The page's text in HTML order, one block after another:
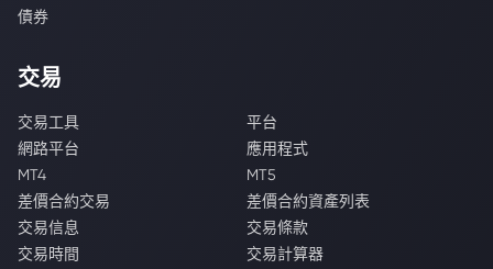
債券
交易
交易工具
平台
網路平台
應用程式
MT4
MT5
差價合約交易
差價合約資產列表
交易信息
交易條款
交易時間
交易計算器